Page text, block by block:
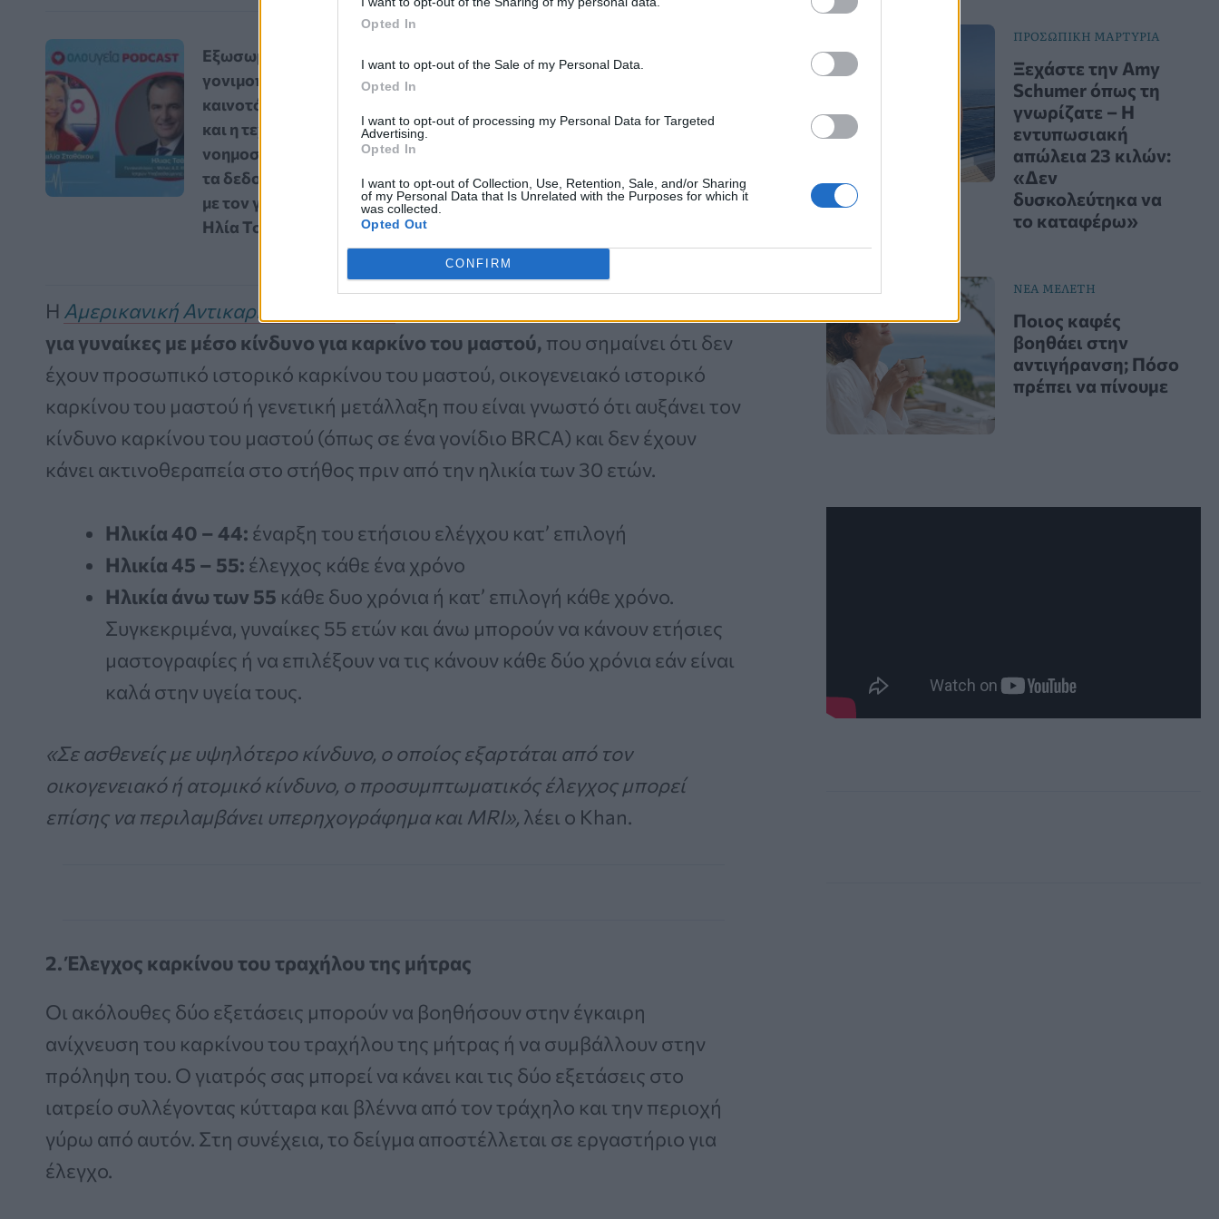
Opted In
I want to opt-out of the Sale of my Personal Data.
Opted In
I want to opt-out of processing my Personal Data for Targeted
Advertising.
Opted In
I want to opt-out of Collection, Use, Retention, Sale, and/or Sharing
of my Personal Data that Is Unrelated with the Purposes for which it
was collected.
Opted Out
CONFIRM
Εξωσωματική
γονιμοποίηση: Οι
καινοτόμες εξελίξεις
και η τεχνητή
νοημοσύνη αλλάζουν
τα δεδομένα – Vidcast
με τον γυναικολόγο
Ηλία Τσάκο
Καρκίνος Προστάτη:
Θεραπεία με NanoKnife
Η Αμερικανική Αντικαρκινική Εταιρεία
για γυναίκες με μέσο κίνδυνο για καρκίνο του μαστού, που σημαίνει ότι δεν
έχουν προσωπικό ιστορικό καρκίνου του μαστού, οικογενειακό ιστορικό
καρκίνου του μαστού ή γενετική μετάλλαξη που είναι γνωστό ότι αυξάνει τον
κίνδυνο καρκίνου του μαστού (όπως σε ένα γονίδιο BRCA) και δεν έχουν
κάνει ακτινοθεραπεία στο στήθος πριν από την ηλικία των 30 ετών.
Ηλικία 40 – 44: έναρξη του ετήσιου ελέγχου κατ’ επιλογή
Ηλικία 45 – 55: έλεγχος κάθε ένα χρόνο
Ηλικία άνω των 55 κάθε δυο χρόνια ή κατ’ επιλογή κάθε χρόνο.
Συγκεκριμένα, γυναίκες 55 ετών και άνω μπορούν να κάνουν ετήσιες
μαστογραφίες ή να επιλέξουν να τις κάνουν κάθε δύο χρόνια εάν είναι
καλά στην υγεία τους.
«Σε ασθενείς με υψηλότερο κίνδυνο, ο οποίος εξαρτάται από τον
οικογενειακό ή ατομικό κίνδυνο, ο προσυμπτωματικός έλεγχος μπορεί
επίσης να περιλαμβάνει υπερηχογράφημα και MRI», λέει ο Khan.
2. Έλεγχος καρκίνου του τραχήλου της μήτρας
Οι ακόλουθες δύο εξετάσεις μπορούν να βοηθήσουν στην έγκαιρη
ανίχνευση του καρκίνου του τραχήλου της μήτρας ή να συμβάλλουν στην
πρόληψη του. Ο γιατρός σας μπορεί να κάνει και τις δύο εξετάσεις στο
ιατρείο συλλέγοντας κύτταρα και βλέννα από τον τράχηλο και την περιοχή
γύρω από αυτόν. Στη συνέχεια, το δείγμα αποστέλλεται σε εργαστήριο για
έλεγχο.
ΠΡΟΣΩΠΙΚΗ ΜΑΡΤΥΡΙΑ
Ξεχάστε την Amy
Schumer όπως τη
γνωρίζατε – Η
εντυπωσιακή
απώλεια 23 κιλών:
«Δεν
δυσκολεύτηκα να
το καταφέρω»
ΝΕΑ ΜΕΛΕΤΗ
Ποιος καφές
βοηθάει στην
αντιγήρανση; Πόσο
πρέπει να πίνουμε